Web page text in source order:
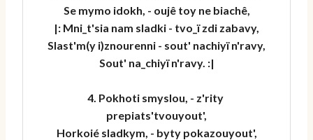
Se mymo idokh, - oujê toy ne biachê,
|: Mni_t'sia nam sladki - tvo_ï zdi zabavy,
Slast'm(y i)znourenni - sout' nachiyï n'ravy,
Sout' na_chiyï n'ravy. :|
4. Pokhoti smyslou, - z'rity
prepiats'tvouyout',
Horkoié sladkym, - byty pokazouyout',